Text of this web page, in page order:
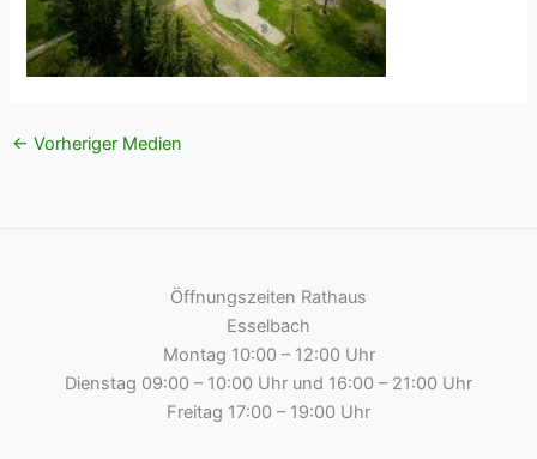
← Vorheriger Medien
Öffnungszeiten Rathaus
Esselbach
Montag 10:00 – 12:00 Uhr
Dienstag 09:00 – 10:00 Uhr und 16:00 – 21:00 Uhr
Freitag 17:00 – 19:00 Uhr